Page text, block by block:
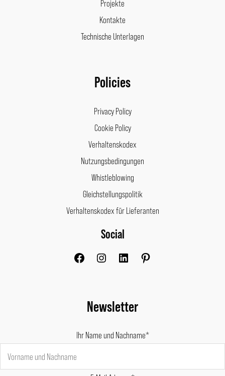
Projekte
Kontakte
Technische Unterlagen
Policies
Privacy Policy
Cookie Policy
Verhaltenskodex
Nutzungsbedingungen
Whistleblowing
Gleichstellungspolitik
Verhaltenskodex für Lieferanten
Social
FacebookInstagram
Newsletter
Ihr Name und Nachname*